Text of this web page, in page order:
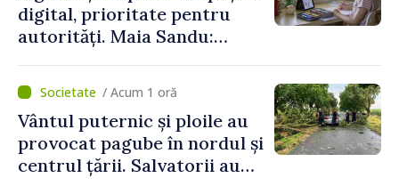
digital, prioritate pentru
autorități. Maia Sandu:
mecanisme care să-i
protejeze”/ Acum 1 oră
Vântul puternic și ploile au
provocat pagube în nordul și
centrul țării. Salvatorii au